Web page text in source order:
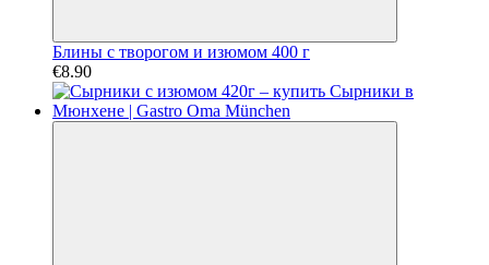
Блины с творогом и изюмом 400 г
€8.90